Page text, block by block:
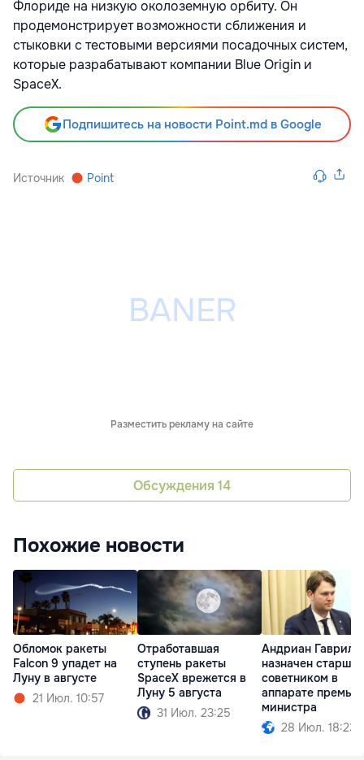
Флориде на низкую околоземную орбиту. Он
продемонстрирует возможности сближения и
стыковки с тестовыми версиями посадочных систем,
которые разрабатывают компании Blue Origin и
SpaceX.
Подпишитесь на новости Point.md в Google
Источник Point
Разместить рекламу на сайте
Обсуждения 14
Похожие новости
Обломок ракеты
Falcon 9 упадет на
Луну в августе
21 Июл. 10:57
Отработавшая
ступень ракеты
SpaceX врежется в
Луну 5 августа
31 Июл. 23:25
Андриан
назначен
советником в
аппарате
министра
28 Июл. 18:23